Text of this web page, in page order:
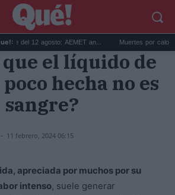
12 agosto: AEMET an... Muertes por calor en
que el líquido de
hecha no es
sangre?
- 11 febrero, 2024 06:15
apreciada por muchos por su
intenso, suele generar